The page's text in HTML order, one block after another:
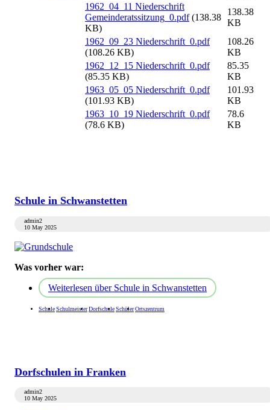
1962_04_11 Niederschrift
Gemeinderatssitzung_0.pdf (138.38
KB)
138.38
KB
1962_09_23 Niederschrift_0.pdf
(108.26 KB)
108.26
KB
1962_12_15 Niederschrift_0.pdf
(85.35 KB)
85.35
KB
1963_05_05 Niederschrift_0.pdf
(101.93 KB)
101.93
KB
1963_10_19 Niederschrift_0.pdf
(78.6 KB)
78.6
KB
Schule in Schwanstetten
admin2
10 May 2025
Was vorher war:
Weiterlesen über Schule in Schwanstetten
SchuleSchulmeisterDorfschuleSchülerOrtszentrum
Dorfschulen in Franken
admin2
10 May 2025